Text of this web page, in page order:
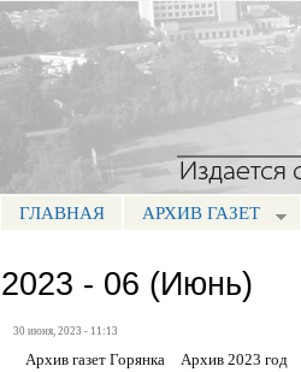
Портал СМИ КБР
МЕНЮ ГОРЯНКА
ГЛАВНАЯ АРХИВ ГАЗЕТ
2023 - 06 (Июнь)
30 июня, 2023 - 11:13
Архив газет Горянка Архив 2023 год